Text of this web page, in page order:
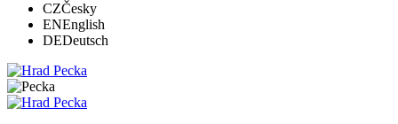
CZČesky
ENEnglish
DEDeutsch